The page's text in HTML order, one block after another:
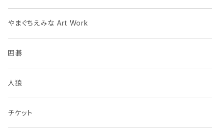
人狼
やまぐちえみな Art Work
囲碁
人狼
チケット